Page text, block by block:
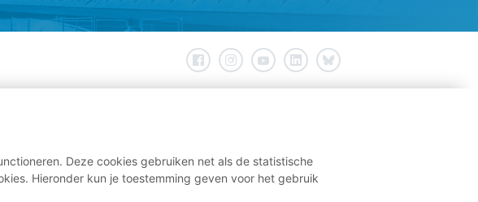
Deze cookies gebruiken net als de statistische
Hieronder kun je toestemming geven voor het gebruik